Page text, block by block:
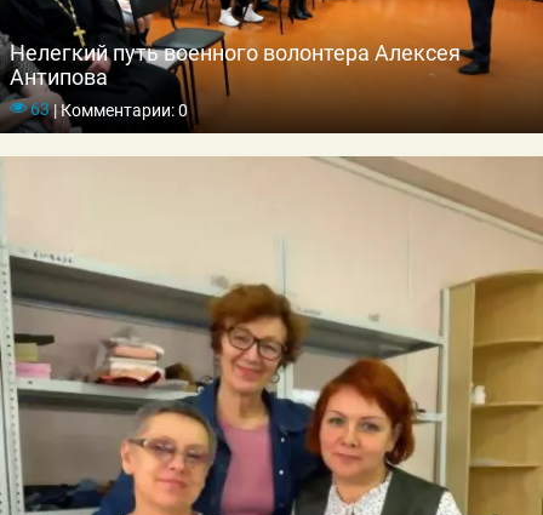
Нелегкий путь военного волонтера Алексея
Антипова
63|Комментарии: 0